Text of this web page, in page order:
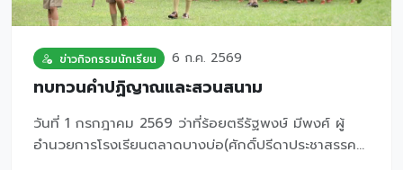
ข่าวกิจกรรมนักเรียน 6 ก.ค. 2569
ทบทวนคำปฏิญาณและสวนสนาม
วันที่ 1 กรกฎาคม 2569 ว่าที่ร้อยตรีรัฐพงษ์ มีพงศ์ ผู้
อำนวยการโรงเรียนตลาดบางบ่อ(ศักดิ์ปรีดาประชาสรรค...